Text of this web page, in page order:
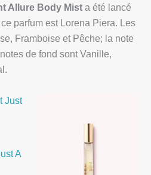
Allure Body Mist a été lancé
parfum est Lorena Piera. Les
Framboise et Pêche; la note
de fond sont Vanille,
A